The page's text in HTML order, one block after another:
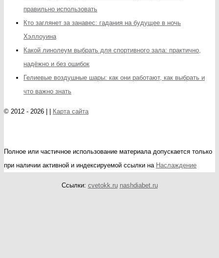
правильно использовать
Кто заглянет за занавес: гадания на будущее в ночь
Хэллоуина
Какой линолеум выбрать для спортивного зала: практично,
надёжно и без ошибок
Гелиевые воздушные шары: как они работают, как выбрать и
что важно знать
© 2012 - 2026 | | Карта сайта
Полное или частичное использование материала допускается только
при наличии активной и индексируемой ссылки на Наслаждение
Ссылки: cvetokk.ru nashdiabet.ru